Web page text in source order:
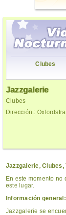
Clubes
Jazzgalerie
Clubes
Dirección.:
Jazzgalerie, Clubes,
En este momento
este lugar.
Información general:
Jazzgalerie se